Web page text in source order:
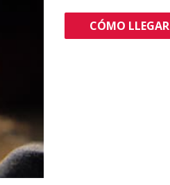
CÓMO LLEGAR